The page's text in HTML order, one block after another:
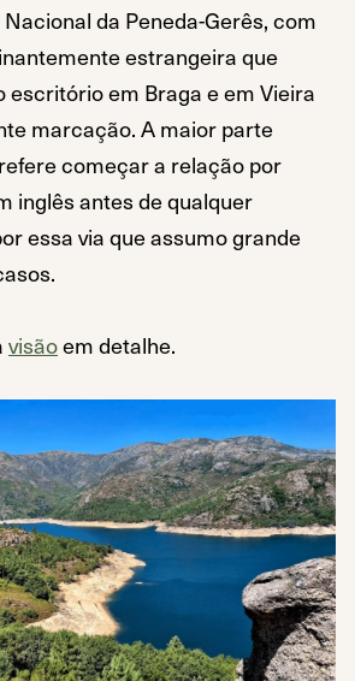
da Peneda-Gerês, com
estrangeira que
escritório em Braga e em Vieira
marcação. A maior parte
começar a relação por
inglês antes de qualquer
essa via que assumo grande
visãoem detalhe.